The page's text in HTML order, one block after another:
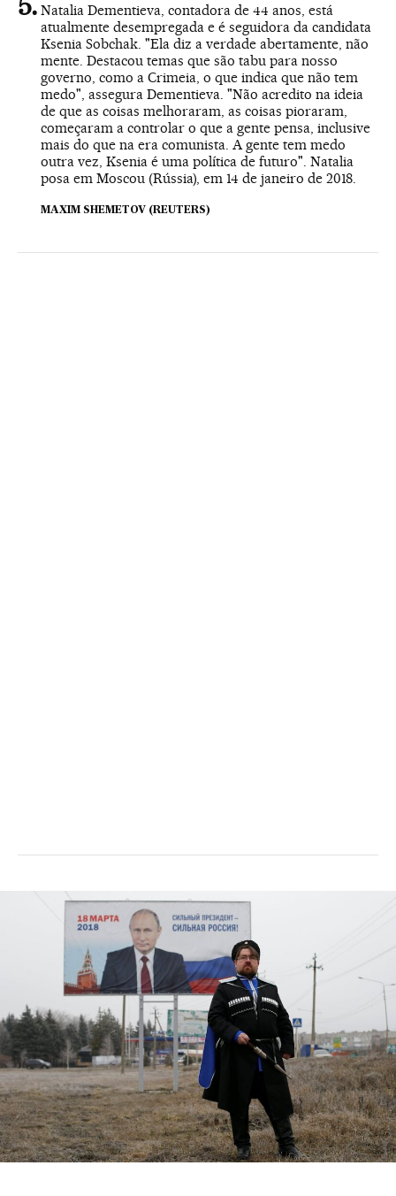
Natalia Dementieva, contadora de 44 anos, está
atualmente desempregada e é seguidora da candidata
Ksenia Sobchak. "Ela diz a verdade abertamente, não
mente. Destacou temas que são tabu para nosso
governo, como a Crimeia, o que indica que não tem
medo", assegura Dementieva. "Não acredito na ideia
de que as coisas melhoraram, as coisas pioraram,
começaram a controlar o que a gente pensa, inclusive
mais do que na era comunista. A gente tem medo
outra vez, Ksenia é uma política de futuro". Natalia
posa em Moscou (Rússia), em 14 de janeiro de 2018.
MAXIM SHEMETOV (REUTERS)